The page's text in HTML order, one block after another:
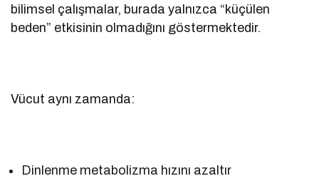
bilimsel çalışmalar, burada yalnızca “küçülen
beden” etkisinin olmadığını göstermektedir.
Vücut aynı zamanda:
Dinlenme metabolizma hızını azaltır